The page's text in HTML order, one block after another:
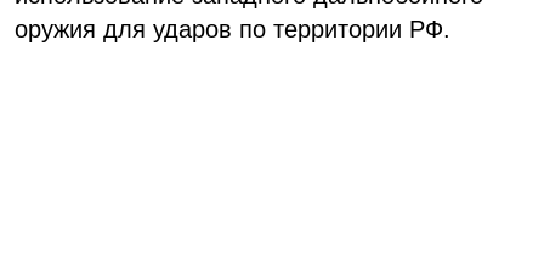
оружия для ударов по территории РФ.